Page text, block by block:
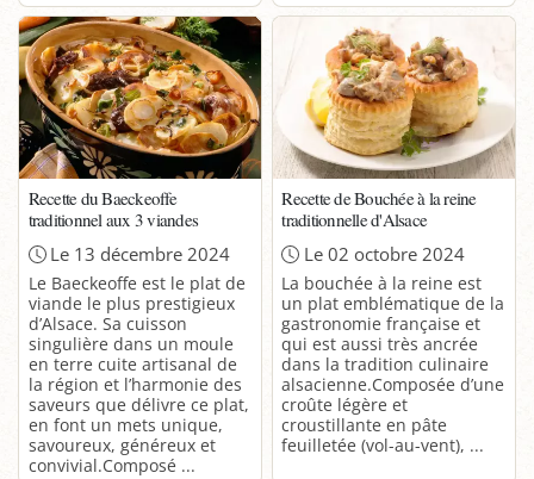
Recette du Baeckeoffe
traditionnel aux 3 viandes
Le 13 décembre 2024
Le Baeckeoffe est le plat de
viande le plus prestigieux
d’Alsace. Sa cuisson
singulière dans un moule
en terre cuite artisanal de
la région et l’harmonie des
saveurs que délivre ce plat,
en font un mets unique,
savoureux, généreux et
convivial.Composé ...
Recette de Bouchée à la reine
traditionnelle d'Alsace
Le 02 octobre 2024
La bouchée à la reine est
un plat emblématique de la
gastronomie française et
qui est aussi très ancrée
dans la tradition culinaire
alsacienne.Composée d’une
croûte légère et
croustillante en pâte
feuilletée (vol-au-vent), ...